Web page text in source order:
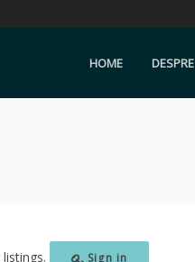
HOME DESPRE
Sign in